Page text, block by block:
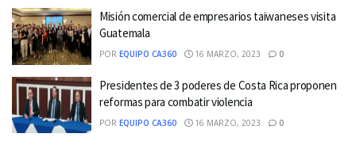
Misión comercial de empresarios taiwaneses visita
Guatemala
POR EQUIPO CA360 16 MARZO, 2023 0
Presidentes de 3 poderes de Costa Rica proponen
reformas para combatir violencia
POR EQUIPO CA360 16 MARZO, 2023 0